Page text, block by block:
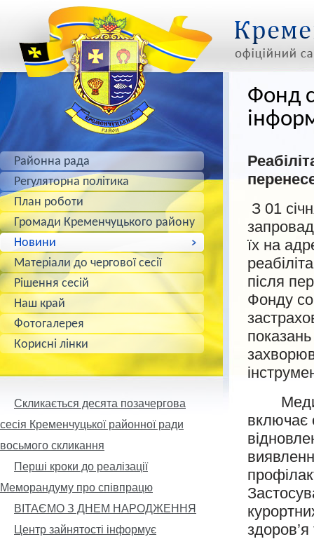
Фонд
З 01
їх на
після
Фонду
показань
включає
Районна рада
Регуляторна політика
План роботи
Громади Кременчуцького району
Новини
Матеріали до чергової сесії
Рішення сесій
Наш край
Фотогалерея
Корисні лінки
Скликається десята позачергова
сесія Кременчуцької районної ради
восьмого скликання
Перші кроки до реалізації
Меморандуму про співпрацю
ВІТАЄМО З ДНЕМ НАРОДЖЕННЯ
Центр зайнятості інформує